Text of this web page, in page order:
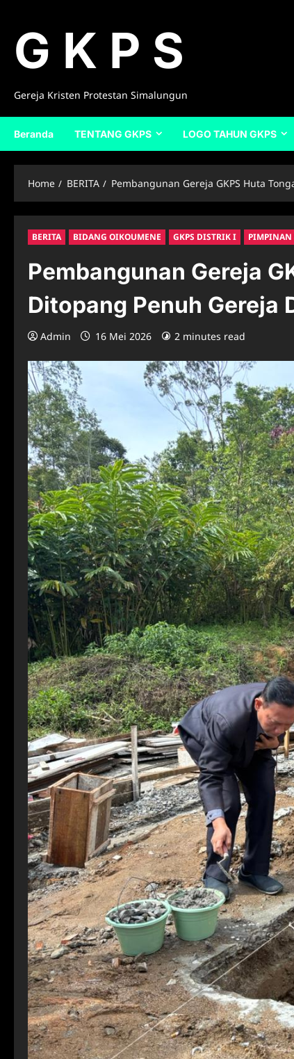
contentG K P S
Gereja Kristen Protestan Simalungun
Beranda TENTANG GKPS LOGO TAHUN GKPS
Home BERITA Pembangunan Gereja GKPS Huta
BERITA BIDANG OIKOUMENE GKPS DISTRIK I PIMPINAN
Pembangunan Gereja
Ditopang Penuh Gereja
Admin 16 Mei 2026 2 minutes read